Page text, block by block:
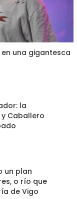
una gigantesca
la
Caballero
un plan
o río que
de Vigo